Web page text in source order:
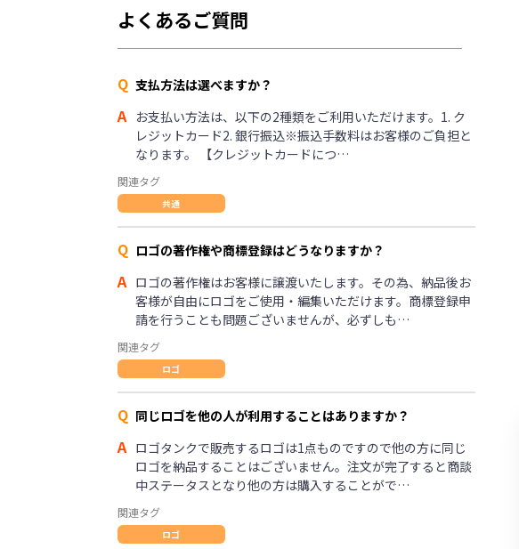
よくあるご質問
Q 支払方法は選べますか？
A お支払い方法は、以下の2種類をご利用いただけます。1. ク
レジットカード2. 銀行振込※振込手数料はお客様のご負担と
なります。 【クレジットカードにつ…
関連タグ
共通
Q ロゴの著作権や商標登録はどうなりますか？
A ロゴの著作権はお客様に譲渡いたします。その為、納品後お
客様が自由にロゴをご使用・編集いただけます。商標登録申
請を行うことも問題ございませんが、必ずしも…
関連タグ
ロゴ
Q 同じロゴを他の人が利用することはありますか？
A ロゴタンクで販売するロゴは1点ものですので他の方に同じ
ロゴを納品することはございません。注文が完了すると商談
中ステータスとなり他の方は購入することがで…
関連タグ
ロゴ